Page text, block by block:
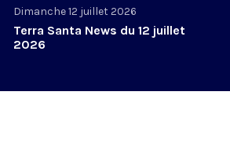
Dimanche 12 juillet 2026
Terra Santa News du 12 juillet
2026